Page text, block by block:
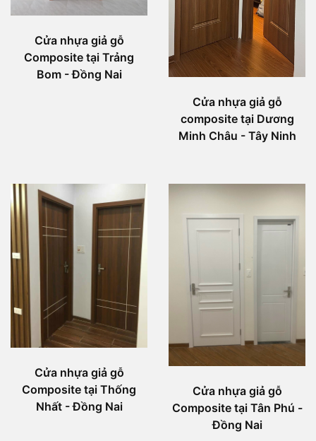
Cửa nhựa giả gỗ
Composite tại Trảng
Bom - Đồng Nai
Cửa nhựa giả gỗ
composite tại Dương
Minh Châu - Tây Ninh
Cửa nhựa giả gỗ
Composite tại Thống
Nhất - Đồng Nai
Cửa nhựa giả gỗ
Composite tại Tân Phú -
Đồng Nai